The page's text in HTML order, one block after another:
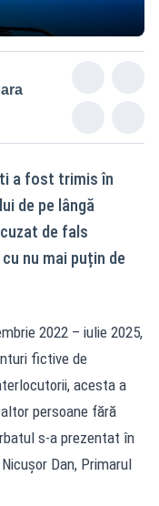
a fost trimis în
de pe lângă
de fals
nu mai puțin de
2022 – iulie 2025,
fictive de
acesta a
persoane fără
s-a prezentat în
Dan, Primarul